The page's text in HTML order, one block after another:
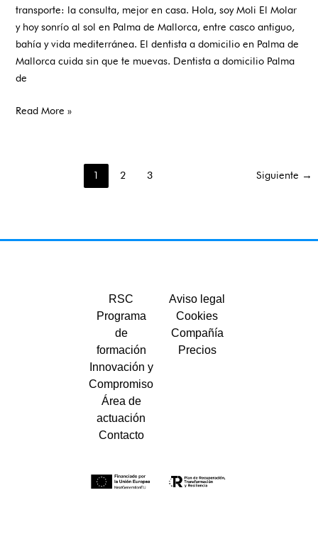
transporte: la consulta, mejor en casa. Hola, soy Moli El Molar
y hoy sonrío al sol en Palma de Mallorca, entre casco antiguo,
bahía y vida mediterránea. El dentista a domicilio en Palma de
Mallorca cuida sin que te muevas. Dentista a domicilio Palma
de
Read More »
1 2 3 Siguiente →
RSC
Programa
de
formación
Innovación y
Compromiso
Área de
actuación
Contacto
Aviso legal
Cookies
Compañía
Precios